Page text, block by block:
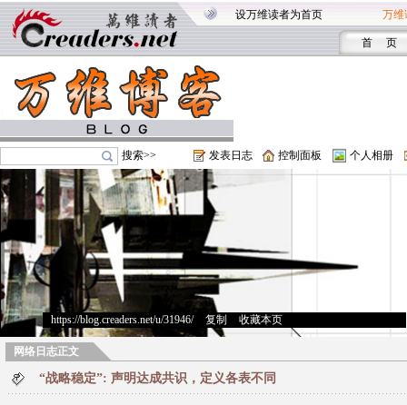
设万维读者为首页 万维
首 页
搜索>> 发表日志 控制面板 个人相册
https://blog.creaders.net/u/31946/> 复制 收藏本页
网络日志正文
“战略稳定”: 声明达成共识，定义各表不同